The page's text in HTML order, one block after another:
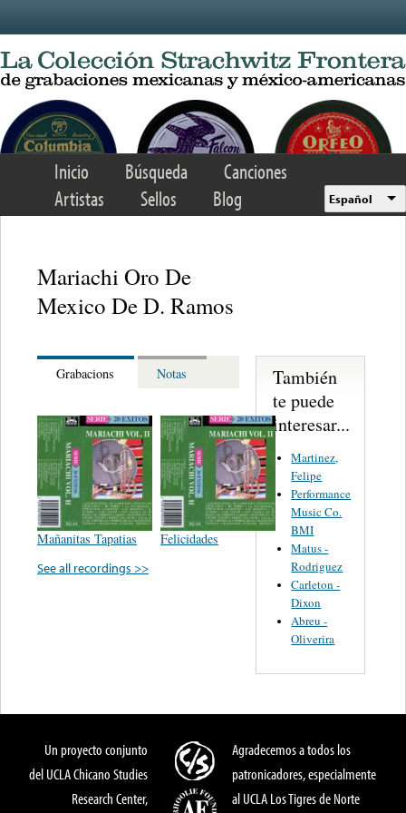
Inicio Búsqueda
Canciones
Artistas
Sellos Blog Español
Mariachi Oro De
Mexico De D. Ramos
Grabacions Notas
Mañanitas Tapatias
Felicidades
See all recordings >>
También
te puede
interesar...
Martinez,
Felipe
Performance
Music Co.
BMI
Matus -
Rodriguez
Carleton -
Dixon
Abreu -
Oliverira
Un proyecto conjunto
del UCLA Chicano Studies
Research Center,
Agradecemos a todos los
patronicadores, especialmente
al UCLA Los Tigres de Norte